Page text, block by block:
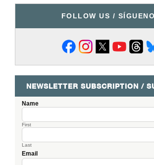
FOLLOW US /
NEWSLETTER SUBSCRIPTION /
Name
First
Last
Email